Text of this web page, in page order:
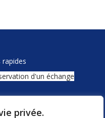
privée.
rapides
d'un échange